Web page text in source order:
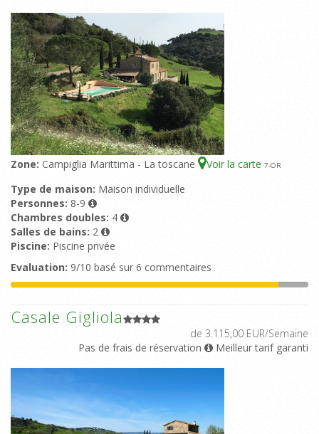
Zone: Campiglia Marittima - La toscane Voir la carte 7-OR
Type de maison: Maison individuelle
Personnes: 8-9
Chambres doubles: 4
Salles de bains: 2
Piscine: Piscine privée
Evaluation: 9/10 basé sur 6 commentaires
Casale Gigliola
de 3.115,00 EUR/Semaine
Pas de frais de réservation
Meilleur tarif garanti